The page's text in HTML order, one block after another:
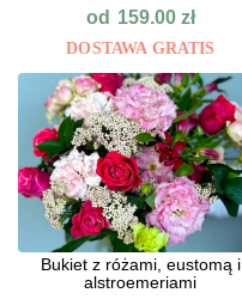
od 159.00 zł
DOSTAWA GRATIS
Bukiet z różami, eustomą i
alstroemeriami